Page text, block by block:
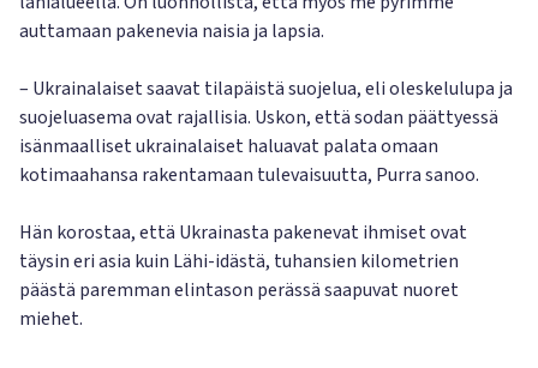
auttamaan pakenevia naisia ja lapsia.
– Ukrainalaiset saavat tilapäistä suojelua, eli oleskelulupa ja
suojeluasema ovat rajallisia. Uskon, että sodan päättyessä
isänmaalliset ukrainalaiset haluavat palata omaan
kotimaahansa rakentamaan tulevaisuutta, Purra sanoo.
Hän korostaa, että Ukrainasta pakenevat ihmiset ovat
täysin eri asia kuin Lähi-idästä, tuhansien kilometrien
päästä paremman elintason perässä saapuvat nuoret
miehet.